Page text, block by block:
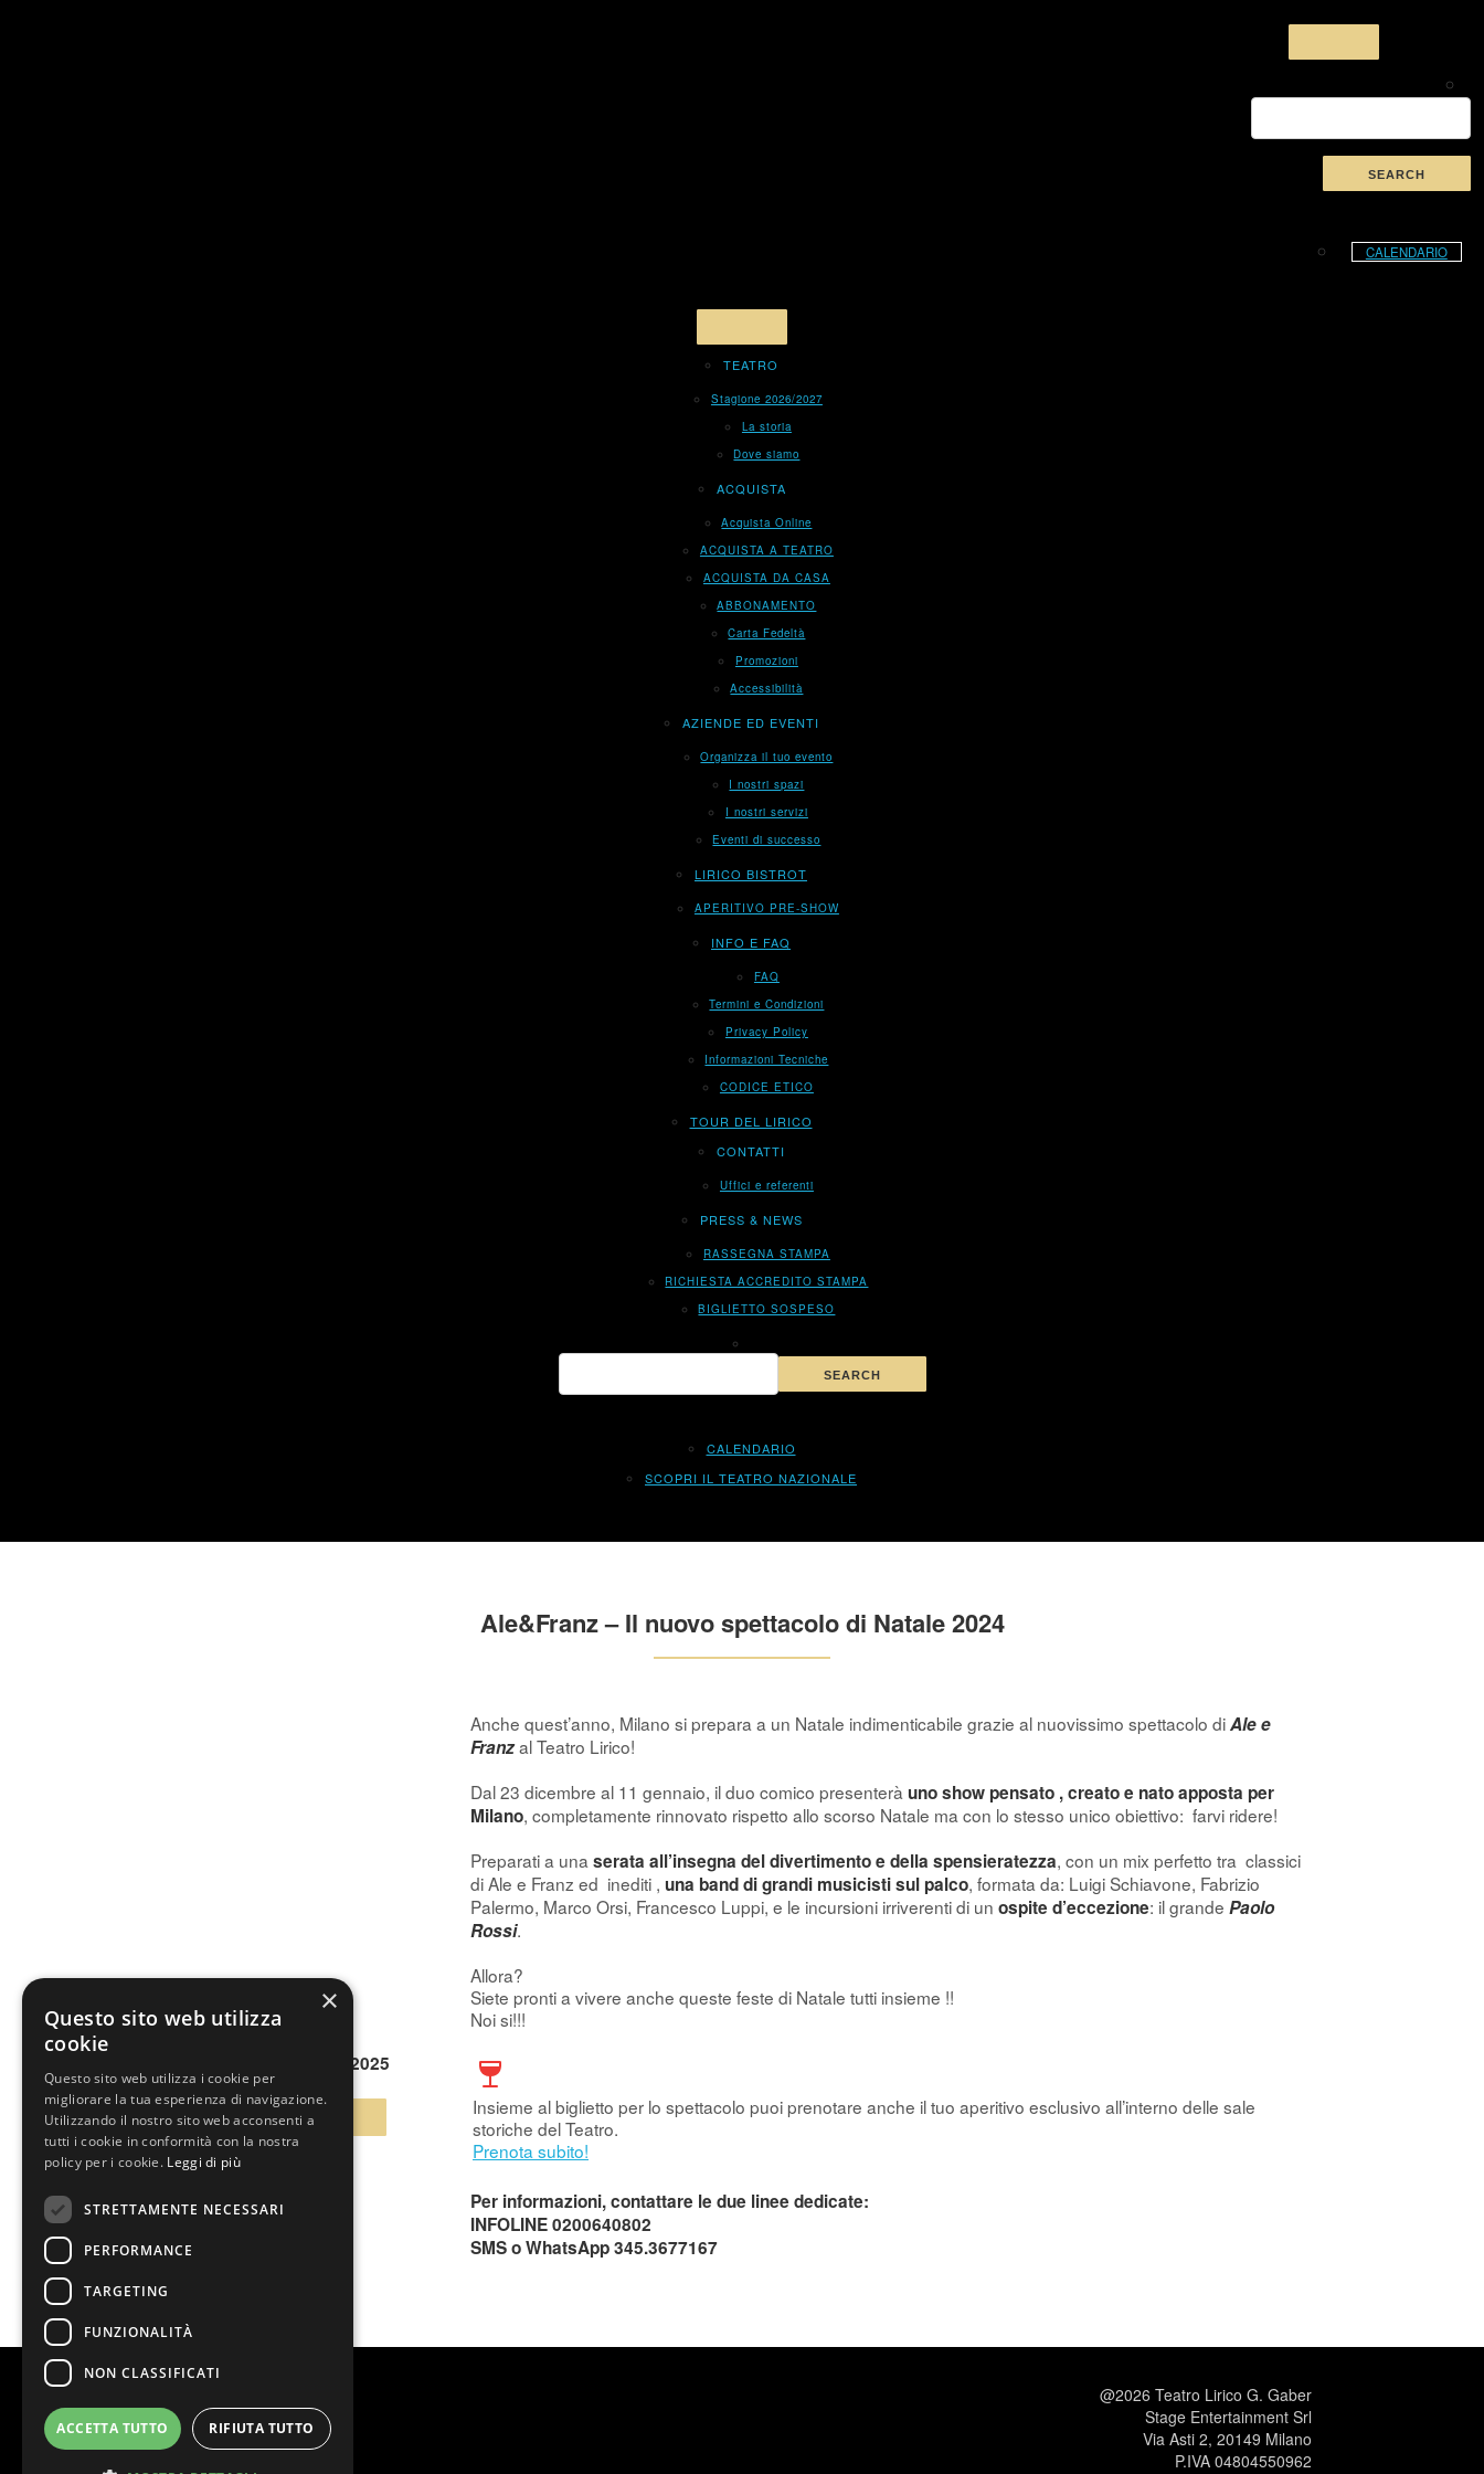
CALENDARIO
TEATRO
Stagione 2026/2027
La storia
Dove siamo
ACQUISTA
Acquista Online
ACQUISTA A TEATRO
ACQUISTA DA CASA
ABBONAMENTO
Carta Fedeltà
Promozioni
Accessibilità
AZIENDE ED EVENTI
Organizza il tuo evento
I nostri spazi
I nostri servizi
Eventi di successo
LIRICO BISTROT
APERITIVO PRE-SHOW
INFO E FAQ
FAQ
Termini e Condizioni
Privacy Policy
Informazioni Tecniche
CODICE ETICO
TOUR DEL LIRICO
CONTATTI
Uffici e referenti
PRESS & NEWS
RASSEGNA STAMPA
RICHIESTA ACCREDITO STAMPA
BIGLIETTO SOSPESO
CALENDARIO
SCOPRI IL TEATRO NAZIONALE
Ale&Franz – Il nuovo spettacolo di Natale 2024
23 Dic - 11 Gen 2025
BIGLIETTI
Anche quest’anno, Milano si prepara a un Natale indimenticabile grazie al nuovissimo spettacolo diAle e
Franzal Teatro Lirico!
Dal 23 dicembre al 11 gennaio, il duo comico presenterà uno show pensato , creato e nato apposta per
Milano, completamente rinnovato rispetto allo scorso Natale ma con lo stesso unico obiettivo: farvi ridere!
Preparati a una serata all’insegna del divertimento e della spensieratezza, con un mix perfetto tra classici
di Ale e Franz ed inediti , una band di grandi musicisti sul palco, formata da: Luigi Schiavone, Fabrizio
Palermo, Marco Orsi, Francesco Luppi, e le incursioni irriverenti di un ospite d’eccezione: il grande Paolo
Rossi.
Allora?
Siete pronti a vivere anche queste feste di Natale tutti insieme !!
Noi si!!!
Insieme al biglietto per lo spettacolo puoi prenotare anche il tuo aperitivo esclusivo all’interno delle sale
storiche del Teatro.
Prenota subito!
Per informazioni, contattare le due linee dedicate:
INFOLINE 0200640802
SMS o WhatsApp 345.3677167
@2026 Teatro Lirico G. Gaber
Stage Entertainment Srl
Via Asti 2, 20149 Milano
P.IVA 04804550962
×
Questo sito web utilizza
cookie
Questo sito web utilizza i cookie per
migliorare la tua esperienza di navigazione.
Utilizzando il nostro sito web acconsenti a
tutti i cookie in conformità con la nostra
policy per i cookie. Leggi di più
STRETTAMENTE NECESSARI
PERFORMANCE
TARGETING
FUNZIONALITÀ
NON CLASSIFICATI
ACCETTA TUTTO RIFIUTA TUTTO